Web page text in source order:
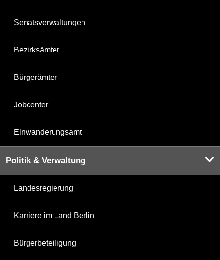
Senatsverwaltungen
Bezirksämter
Bürgerämter
Jobcenter
Einwanderungsamt
Politik & Verwaltung
Landesregierung
Karriere im Land Berlin
Bürgerbeteiligung